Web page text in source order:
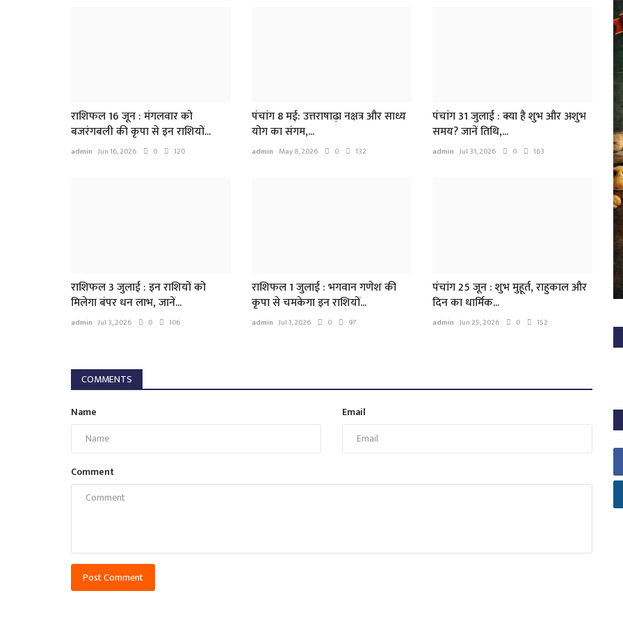
राशिफल 16 जून : मंगलवार को
बजरंगबली की कृपा से इन राशियों...
admin Jun 16, 2026 0 120
पंचांग 8 मई: उत्तराषाढ़ा नक्षत्र और साध्य
योग का संगम,...
admin May 8, 2026 0 132
पंचांग 31 जुलाई : क्या है शुभ और अशुभ
समय? जानें तिथि,...
admin Jul 31, 2026 0 163
राशिफल 3 जुलाई : इन राशियों को
मिलेगा बंपर धन लाभ, जानें...
admin Jul 3, 2026 0 106
राशिफल 1 जुलाई : भगवान गणेश की
कृपा से चमकेगा इन राशियों...
admin Jul 1, 2026 0 97
पंचांग 25 जून : शुभ मुहूर्त, राहुकाल और
दिन का धार्मिक...
admin Jun 25, 2026 0 152
COMMENTS
Name Email
Comment
Post Comment